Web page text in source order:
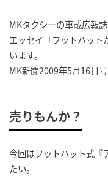
MKタクシーの車載広報
エッセイ「フットハット
います。
MK新聞2009年5月16日号
売りもんか？
今回はフットハット式『
たい。